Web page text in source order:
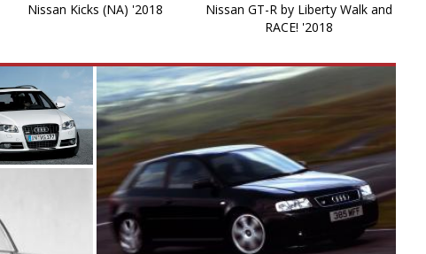
Nissan Kicks (NA) '2018
Nissan GT-R by Liberty Walk and
RACE! '2018